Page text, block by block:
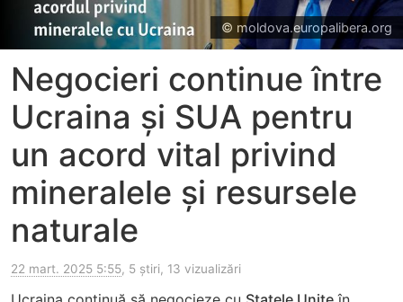
© moldova.europalibera.org
Negocieri continue între
Ucraina și SUA pentru
un acord vital privind
mineralele și resursele
naturale
22 mart. 2025 5:55, 5 știri, 13 vizualizări